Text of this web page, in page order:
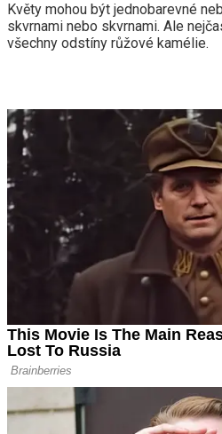
Květy mohou být jednobarevné
skvrnami nebo skvrnami. Ale
všechny odstíny růžové kamélie.